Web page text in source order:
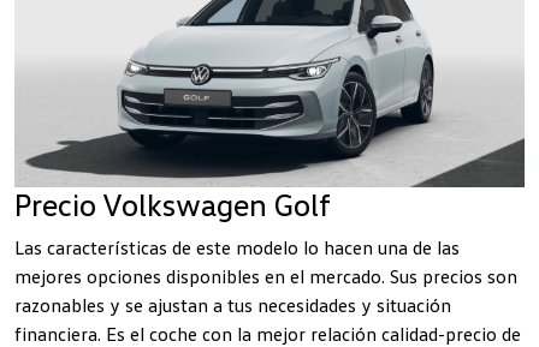
Precio Volkswagen Golf
Las características de este modelo lo hacen una de las
mejores opciones disponibles en el mercado. Sus precios son
razonables y se ajustan a tus necesidades y situación
financiera. Es el coche con la mejor relación calidad-precio de